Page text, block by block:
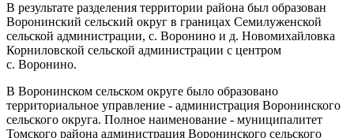
В результате разделения территории района был образован
Воронинский сельский округ в границах Семилуженской
сельской администрации, с. Воронино и д. Новомихайловка
Корниловской сельской администрации с центром
с. Воронино.
В Воронинском сельском округе было образовано
территориальное управление - администрация Воронинского
сельского округа. Полное наименование - муниципалитет
Томского района администрация Воронинского сельского